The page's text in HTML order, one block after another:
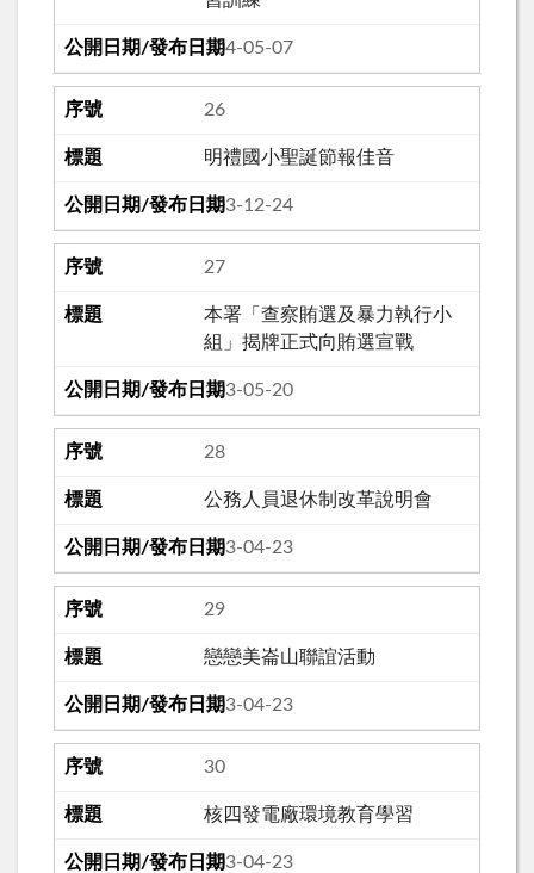
104-05-07
26
明禮國小聖誕節報佳音
103-12-24
27
本署「查察賄選及暴力執行小
組」揭牌正式向賄選宣戰
103-05-20
28
公務人員退休制改革說明會
103-04-23
29
戀戀美崙山聯誼活動
103-04-23
30
核四發電廠環境教育學習
103-04-23